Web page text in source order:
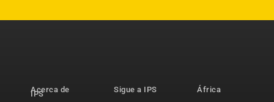
Acerca de
IPS
Sigue a IPS
África